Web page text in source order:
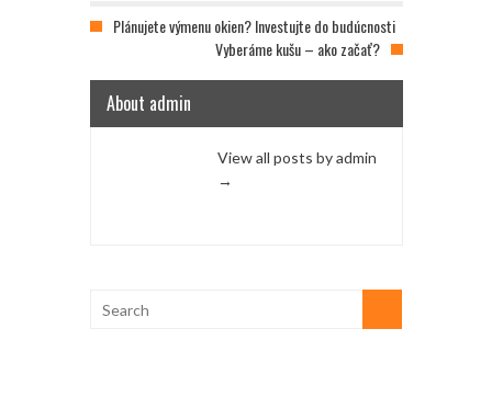
Plánujete výmenu okien? Investujte do budúcnosti
Vyberáme kušu – ako začať?
About admin
View all posts by admin
→